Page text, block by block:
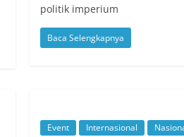
politik imperium
Baca Selengkapnya
Event Internasional